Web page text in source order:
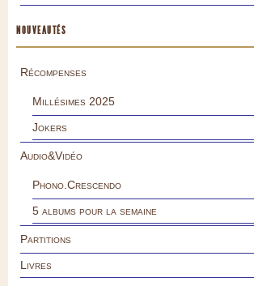
NOUVEAUTÉS
Récompenses
Millésimes 2025
Jokers
Audio&Vidéo
Phono.Crescendo
5 albums pour la semaine
Partitions
Livres